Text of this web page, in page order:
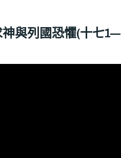
神與列國恐懼(十七1—